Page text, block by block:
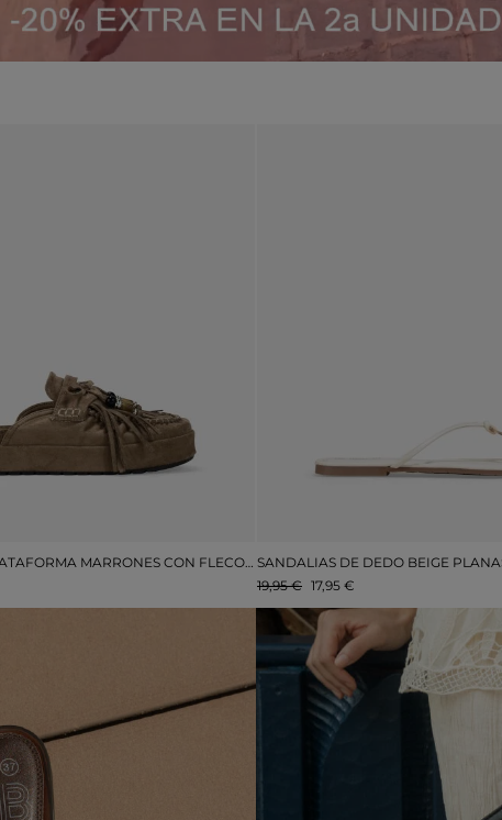
ZUECOS DE PLATAFORMA MARRONES CON FLECOS Y BORLAS
17,95 €
19,95 €